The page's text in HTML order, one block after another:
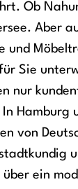
Ob
Aber
und
Sie
nur
Hamburg
von
über ein